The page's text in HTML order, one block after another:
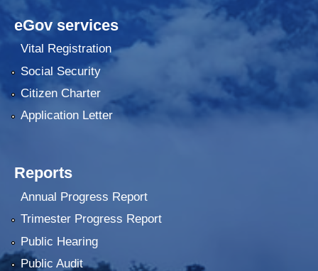
eGov services
Vital Registration
Social Security
Citizen Charter
Application Letter
Reports
Annual Progress Report
Trimester Progress Report
Public Hearing
Public Audit